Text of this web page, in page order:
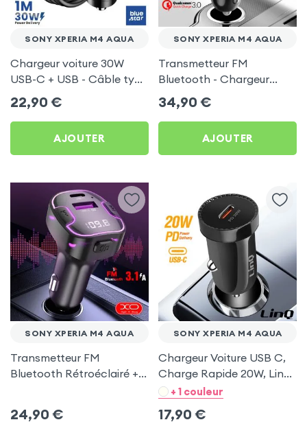
SONY XPERIA M4 AQUA
Chargeur voiture 30W
USB-C + USB - Câble type
C 60W Blue Star pour
Sony Xperia M4 Aqua
22,90 €
AJOUTER
SONY XPERIA M4 AQUA
Transmetteur FM
Bluetooth - Chargeur
Voiture USB C + USB -
Swissten
34,90 €
AJOUTER
SONY XPERIA M4 AQUA
Transmetteur FM
Bluetooth Rétroéclairé +
24,90 €
SONY XPERIA M4 AQUA
Chargeur Voiture USB C,
Charge Rapide 20W, LinQ
- Noir pour Sony Xperia
+ 1 couleur
17,90 €